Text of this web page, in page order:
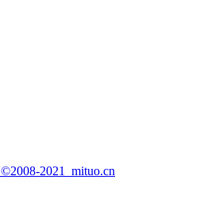
©2008-2021 mituo.cn